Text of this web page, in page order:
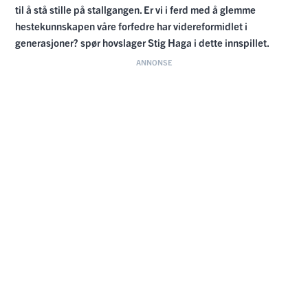
til å stå stille på stallgangen. Er vi i ferd med å glemme
hestekunnskapen våre forfedre har videreformidlet i
generasjoner? spør hovslager Stig Haga i dette innspillet.